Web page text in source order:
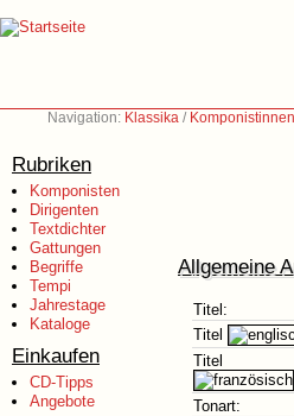
Navigation: Klassika /
Rubriken
Komponisten
Dirigenten
Textdichter
Gattungen
Begriffe
Tempi
Jahrestage
Kataloge
Einkaufen
CD-Tipps
Angebote
Allgemeine
Titel:
Titel
Titel
Tonart: